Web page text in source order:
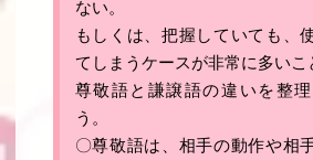
ない。
もしくは、把握していても、
てしまうケースが非常に多いこ
尊敬語と謙譲語の違いを整
う。
〇尊敬語は、相手の動作や相